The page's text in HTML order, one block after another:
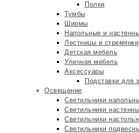
Полки
Тумбы
Ширмы
Напольные и
Лестницы и стремянки
Детская мебель
Уличная мебель
Аксессуары
Подставки для
Освещение
Светильники
Светильники
Светильники
Светильники